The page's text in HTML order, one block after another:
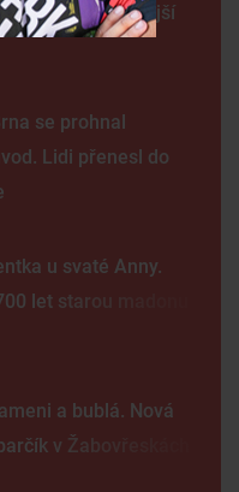
kamery i častější
se prohnal
Lidi přenesl do
u svaté Anny.
let starou madonu
a bublá. Nová
v Žabovřeskách